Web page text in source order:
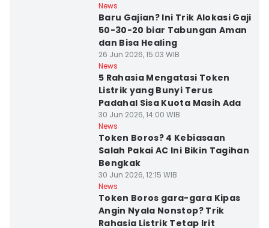
News
Baru Gajian? Ini Trik Alokasi Gaji
50-30-20 biar Tabungan Aman
dan Bisa Healing
26 Jun 2026, 15:03 WIB
News
5 Rahasia Mengatasi Token
Listrik yang Bunyi Terus
Padahal Sisa Kuota Masih Ada
30 Jun 2026, 14:00 WIB
News
Token Boros? 4 Kebiasaan
Salah Pakai AC Ini Bikin Tagihan
Bengkak
30 Jun 2026, 12:15 WIB
News
Token Boros gara-gara Kipas
Angin Nyala Nonstop? Trik
Rahasia Listrik Tetap Irit